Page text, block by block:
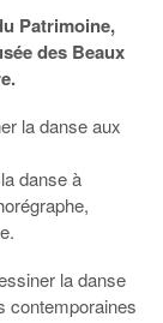
Patrimoine,
des Beaux
la danse aux
danse à
la danse
contemporaines